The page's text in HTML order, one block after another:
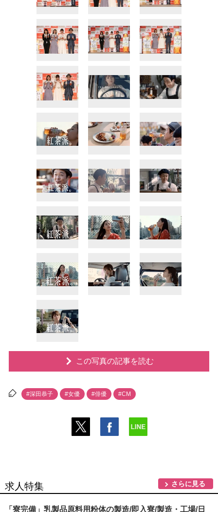
この写真の記事を読む
#深田恭子 #女優 #俳優 #CM
求人特集 さらに見る
「寮完備」乳製品原料用粉体の製造/即入寮/製造・工場/日